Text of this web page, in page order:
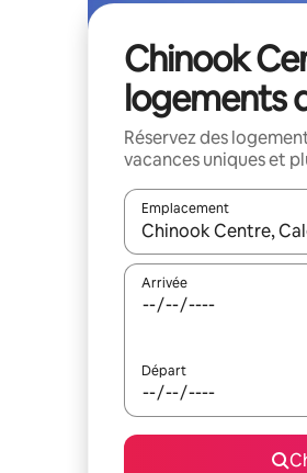
Chinook
logements
Réservez des
vacances uniques et
Emplacement
Quand les résultats
Arrivée
Départ